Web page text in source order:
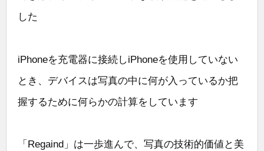
した
iPhoneを充電器に接続しiPhoneを使用していない
とき、デバイスは写真の中に何が入っているか把
握するために何らかの計算をしています
「Regaind」は一歩進んで、写真の技術的価値と美